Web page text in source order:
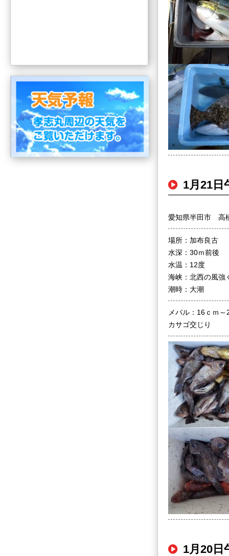
1月21日
愛知県半田市 高
場所：加布良古
水深：30ｍ前後
水温：12度
海峡：北西の風強
潮時：大潮
メバル：16ｃｍ～
カサゴ交じり
1月20日